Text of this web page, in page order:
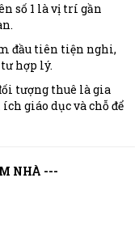
số 1 là vị trí gần
đầu tiên tiện nghi,
hợp lý.
tượng thuê là gia
giáo dục và chỗ để
NHÀ ---